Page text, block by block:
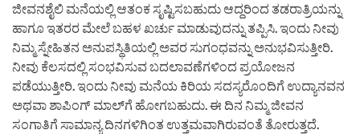
ಜೀವನಶೈಲಿ ಮನೆಯಲ್ಲಿ ಆತಂಕ ಸೃಷ್ಟಿಸಬಹುದು ಆದ್ದರಿಂದ ತಡರಾತ್ರಿಯನ್ನು
ಹಾಗೂ ಇತರರ ಮೇಲೆ ಬಹಳ ಖರ್ಚು ಮಾಡುವುದನ್ನು ತಪ್ಪಿಸಿ. ಇಂದು ನೀವು
ನಿಮ್ಮ ಸ್ನೇಹಿತನ ಅನುಪಸ್ಥಿತಿಯಲ್ಲಿ ಅವರ ಸುಗಂಧವನ್ನು ಅನುಭವಿಸುತ್ತೀರಿ.
ನೀವು ಕೆಲಸದಲ್ಲಿ ಸಂಭವಿಸುವ ಬದಲಾವಣೆಗಳಿಂದ ಪ್ರಯೋಜನ
ಪಡೆಯುತ್ತೀರಿ. ಇಂದು ನೀವು ಮನೆಯ ಕಿರಿಯ ಸದಸ್ಯರೊಂದಿಗೆ ಉದ್ಯಾನವನ
ಅಥವಾ ಶಾಪಿಂಗ್ ಮಾಲ್‌ಗೆ ಹೋಗಬಹುದು. ಈ ದಿನ ನಿಮ್ಮ ಜೀವನ
ಸಂಗಾತಿಗೆ ಸಾಮಾನ್ಯ ದಿನಗಳಿಗಿಂತ ಉತ್ತಮವಾಗಿರುವಂತೆ ತೋರುತ್ತದೆ.